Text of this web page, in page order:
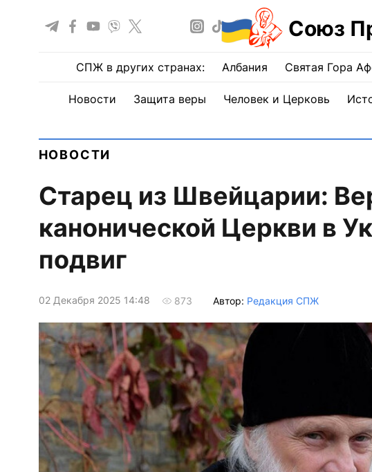
Союз
СПЖ в других странах: Албания Святая Гора
Новости Защита веры Человек и Церковь
НОВОСТИ
Старец из Швейцарии:
канонической Церкви в
подвиг
02 Декабря 2025 14:48 873 Автор: Редакция СПЖ